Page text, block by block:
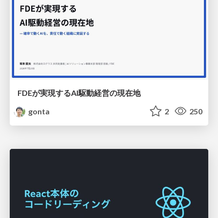
FDEが実現するAI駆動経営の現在地
gonta
2 250